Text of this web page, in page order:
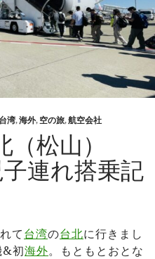
台湾,海外, 空の旅,航空会社
松山）
連れ搭乗記
て台湾の台北に行きまし
&初海外。もともとおとな